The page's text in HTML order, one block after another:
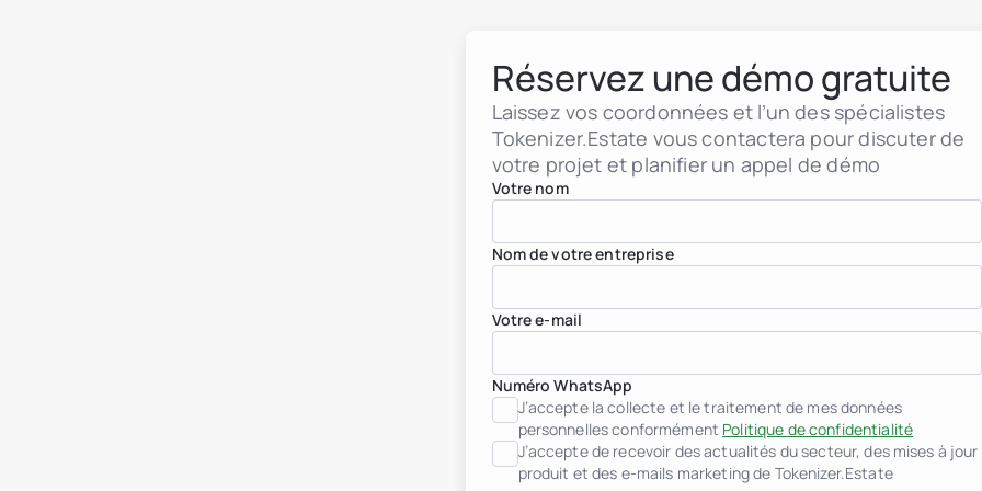
Réservez une démo gratuite
Laissez vos coordonnées et l’un des spécialistes
Tokenizer.Estate vous contactera pour discuter de
votre projet et planifier un appel de démo
Votre nom
Nom de votre entreprise
Votre e-mail
Numéro WhatsApp
J’accepte la collecte et le traitement de mes données
personnelles conformément Politique de confidentialité
J’accepte de recevoir des actualités du secteur, des mises à jour
produit et des e-mails marketing de Tokenizer.Estate
Personnes à très haut
Albanie
Croatie
France
Allemagne
Grèce
Italie
Pays-Bas
Portugal
Arabie saoudite
Serbie
Espagne